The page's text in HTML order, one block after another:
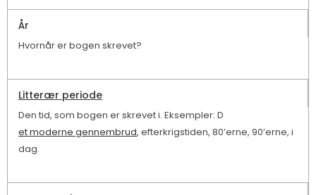
År
Hvornår er bogen skrevet?
Litterær periode
Den tid, som bogen er skrevet i. Eksempler: D
et moderne gennembrud, efterkrigstiden, 80’erne, 90’erne, i
dag.